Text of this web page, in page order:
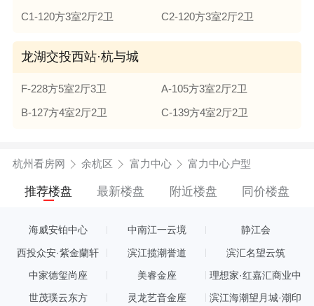
C1-120方3室2厅2卫
C2-120方3室2厅2卫
龙湖交投西站·杭与城
F-228方5室2厅3卫
A-105方3室2厅2卫
B-127方4室2厅2卫
C-139方4室2厅2卫
杭州看房网 余杭区 富力中心 富力中心户型
推荐楼盘 最新楼盘 附近楼盘 同价楼盘
海威安铂中心 中南江一云境 静江会
西投众安·紫金蘭轩 滨江揽潮誉道 滨汇名望云筑
中家德玺尚座 美睿金座
理想家·红嘉汇商业中
世茂璞云东方 灵龙艺音金座 滨江海潮望月城·潮印